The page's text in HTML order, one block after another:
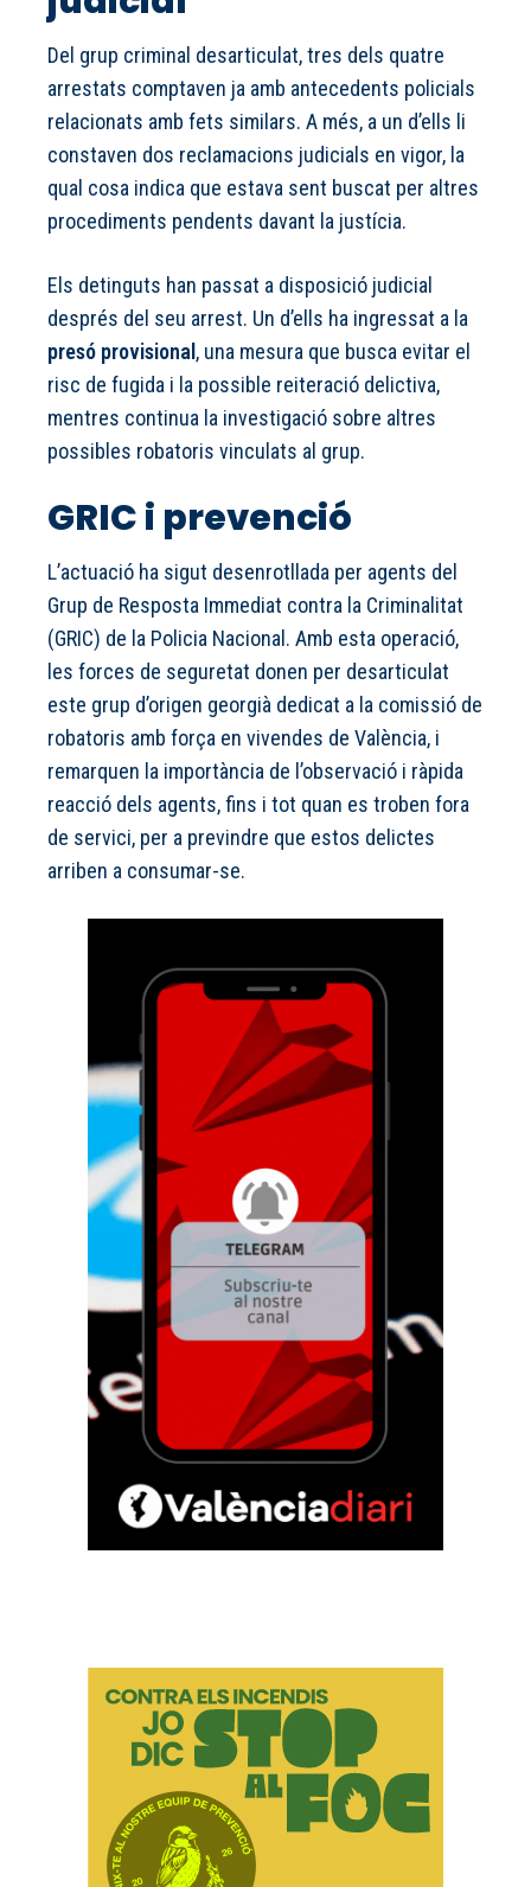
Del grup criminal desarticulat, tres dels quatre
arrestats comptaven ja amb antecedents policials
relacionats amb fets similars. A més, a un d’ells li
constaven dos reclamacions judicials en vigor, la
qual cosa indica que estava sent buscat per altres
procediments pendents davant la justícia.
Els detinguts han passat a disposició judicial
després del seu arrest. Un d’ells ha ingressat a la
presó provisional , una mesura que busca evitar el
risc de fugida i la possible reiteració delictiva,
mentres continua la investigació sobre altres
possibles robatoris vinculats al grup.
GRIC i prevenció
L’actuació ha sigut desenrotllada per agents del
Grup de Resposta Immediat contra la Criminalitat
(GRIC) de la Policia Nacional. Amb esta operació,
les forces de seguretat donen per desarticulat
este grup d’origen georgià dedicat a la comissió de
robatoris amb força en vivendes de València, i
remarquen la importància de l’observació i ràpida
reacció dels agents, fins i tot quan es troben fora
de servici, per a previndre que estos delictes
arriben a consumar-se.